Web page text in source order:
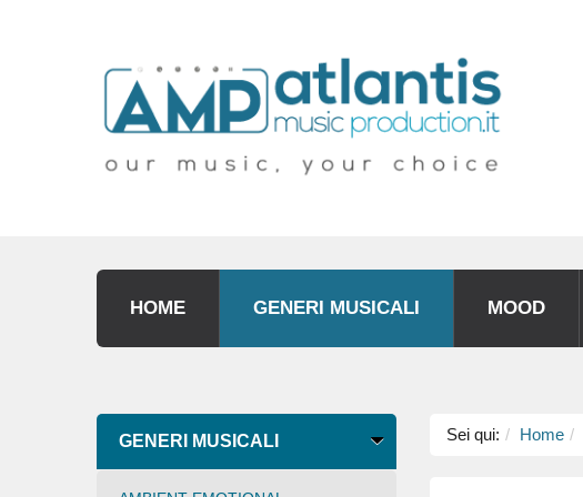
HOME GENERI MUSICALI MOOD
GENERI MUSICALI Sei qui: Home